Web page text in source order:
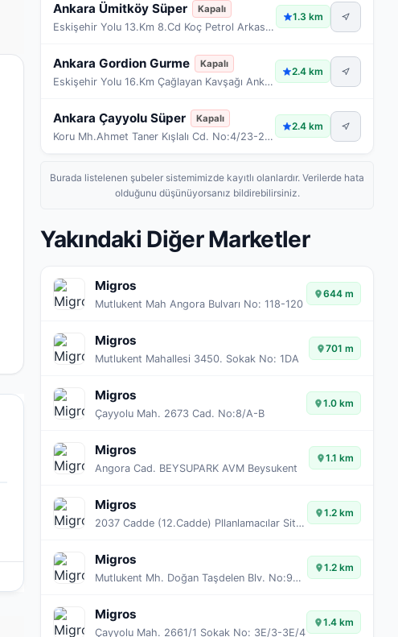
Ankara Ümitköy Süper Kapalı
Eskişehir Yolu 13.Km 8.Cd Koç Petrol Arkası Ümitkö
1.3 km
Ankara Gordion Gurme Kapalı
Eskişehir Yolu 16.Km Çağlayan Kavşağı Ankaralılar
2.4 km
Ankara Çayyolu Süper Kapalı
Koru Mh.Ahmet Taner Kışlalı Cd. No:4/23-24-25-26-27-28-29-30
2.4 km
Burada listelenen şubeler sistemimizde kayıtlı olanlardır. Verilerde hata
olduğunu düşünüyorsanız bildirebilirsiniz.
Yakındaki Diğer Marketler
Migros
Mutlukent Mah Angora Bulvarı No: 118-120
644 m
Migros
Mutlukent Mahallesi 3450. Sokak No: 1DA
701 m
Migros
Çayyolu Mah. 2673 Cad. No:8/A-B
1.0 km
Migros
Angora Cad. BEYSUPARK AVM Beysukent
1.1 km
Migros
2037 Cadde (12.Cadde) Pllanlamacılar Sitesi No:17
1.2 km
Migros
Mutlukent Mh. Doğan Taşdelen Blv. No:97/17
1.2 km
Migros
Çayyolu Mah. 2661/1 Sokak No: 3E/3-3E/4
1.4 km